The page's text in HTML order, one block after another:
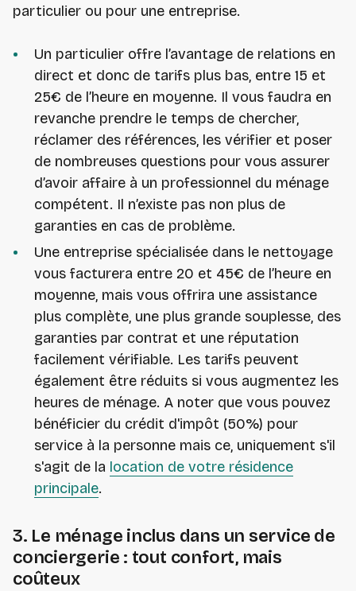
particulier ou pour une entreprise.
Un particulier offre l’avantage de relations en
direct et donc de tarifs plus bas, entre 15 et
25€ de l’heure en moyenne. Il vous faudra en
revanche prendre le temps de chercher,
réclamer des références, les vérifier et poser
de nombreuses questions pour vous assurer
d’avoir affaire à un professionnel du ménage
compétent. Il n’existe pas non plus de
garanties en cas de problème.
Une entreprise spécialisée dans le nettoyage
vous facturera entre 20 et 45€ de l’heure en
moyenne, mais vous offrira une assistance
plus complète, une plus grande souplesse, des
garanties par contrat et une réputation
facilement vérifiable. Les tarifs peuvent
également être réduits si vous augmentez les
heures de ménage. A noter que vous pouvez
bénéficier du crédit d'impôt (50%) pour
service à la personne mais ce, uniquement s'il
s'agit de la location de votre résidence
principale.
3. Le ménage inclus dans un service de
conciergerie : tout confort, mais
coûteux